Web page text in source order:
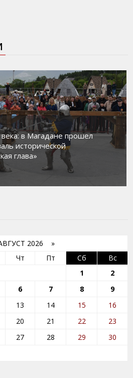
в Магадане прошел
исторической
глава»
2026 »
Чт Пт Сб
Вс
1
2
6 7 8
9
13 14 15
16
20 21 22
23
27 28 29
30